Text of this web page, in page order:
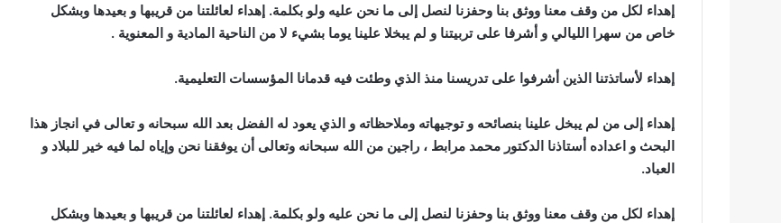
إهداء لكل من وقف معنا ووثق بنا وحفزنا لنصل إلى ما نحن عليه ولو بكلمة. إهداء لعائلتنا من قريبها و بعيدها وبشكل
خاص من سهرا الليالي و أشرفا على تربيتنا و لم يبخلا علينا يوما بشيء لا من الناحية المادية و المعنوية .
إهداء لأساتذتنا الذين أشرفوا على تدريسنا منذ الذي وطئت فيه قدمانا المؤسسات التعليمية.
إهداء إلى من لم يبخل علينا بنصائحه و توجيهاته وملاحظاته و الذي يعود له الفضل بعد الله سبحانه و تعالى في انجاز هذا
البحث و اعداده أستاذنا الدكتور محمد مرابط ، راجين من الله سبحانه وتعالى أن يوفقنا نحن وإياه لما فيه خير للبلاد و
العباد.
إهداء لكل من وقف معنا ووثق بنا وحفزنا لنصل إلى ما نحن عليه ولو بكلمة. إهداء لعائلتنا من قريبها و بعيدها وبشكل